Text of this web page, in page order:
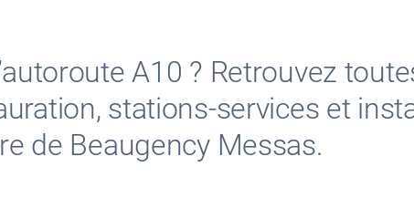
A10 ? Retrouvez
stations-services et
de Beaugency Messas.